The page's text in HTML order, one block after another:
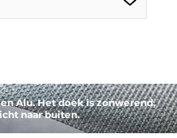
Alu. Het doek is zonwerend,
naar buiten.